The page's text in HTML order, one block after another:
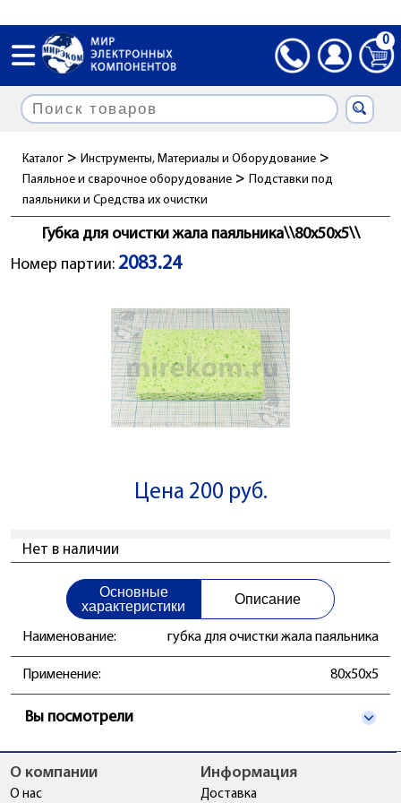
0
Каталог > Инструменты, Материалы и Оборудование >
Паяльное и сварочное оборудование > Подставки под
паяльники и Cредства их очистки
Губка для очистки жала паяльника\\80x50x5\\
Номер партии: 2083.24
Цена 200 руб.
Нет в наличии
Основные
характеристики
Описание
Наименование: губка для очистки жала паяльника
Применение: 80x50x5
Вы посмотрели
О компании
О нас
Информация
Доставка